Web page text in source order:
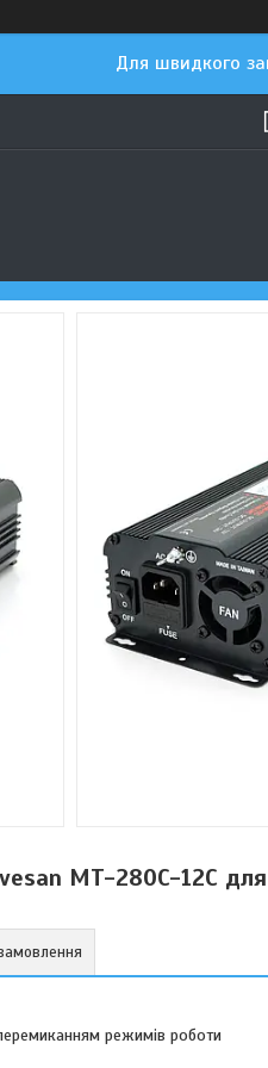
Для швидкого
MT-280C-12C
режимів роботи